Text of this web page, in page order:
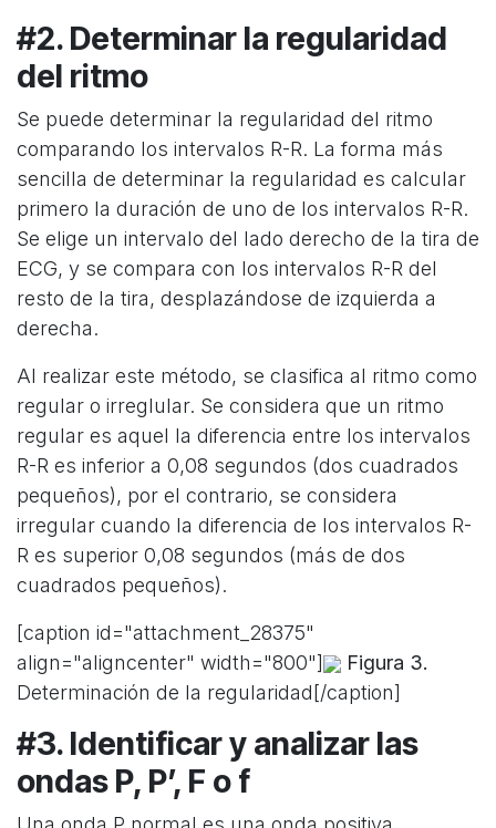
#2. Determinar la regularidad
del ritmo
Se puede determinar la regularidad del ritmo
comparando los intervalos R-R. La forma más
sencilla de determinar la regularidad es calcular
primero la duración de uno de los intervalos R-R.
Se elige un intervalo del lado derecho de la tira de
ECG, y se compara con los intervalos R-R del
resto de la tira, desplazándose de izquierda a
derecha.
Al realizar este método, se clasifica al ritmo como
regular o irreglular. Se considera que un ritmo
regular es aquel la diferencia entre los intervalos
R-R es inferior a 0,08 segundos (dos cuadrados
pequeños), por el contrario, se considera
irregular cuando la diferencia de los intervalos R-
R es superior 0,08 segundos (más de dos
cuadrados pequeños).
[caption id="attachment_28375"
align="aligncenter" width="800"]
Figura 3.
Determinación de la regularidad[/caption]
#3. Identificar y analizar las
ondas P, P’, F o f